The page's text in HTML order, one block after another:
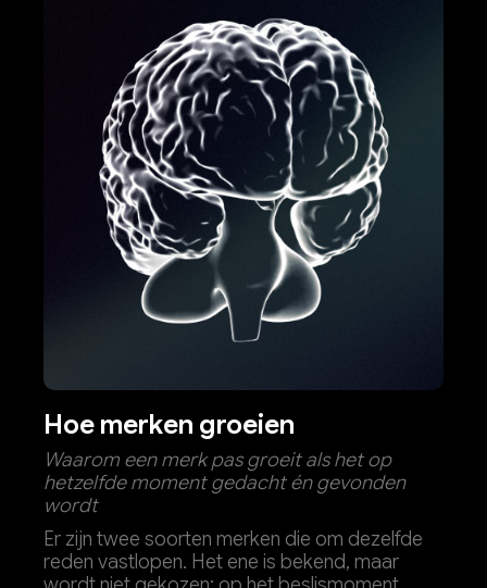
Hoe merken groeien
Waarom een merk pas groeit als het op
hetzelfde moment gedacht én gevonden
wordt
Er zijn twee soorten merken die om dezelfde
reden vastlopen. Het ene is bekend, maar